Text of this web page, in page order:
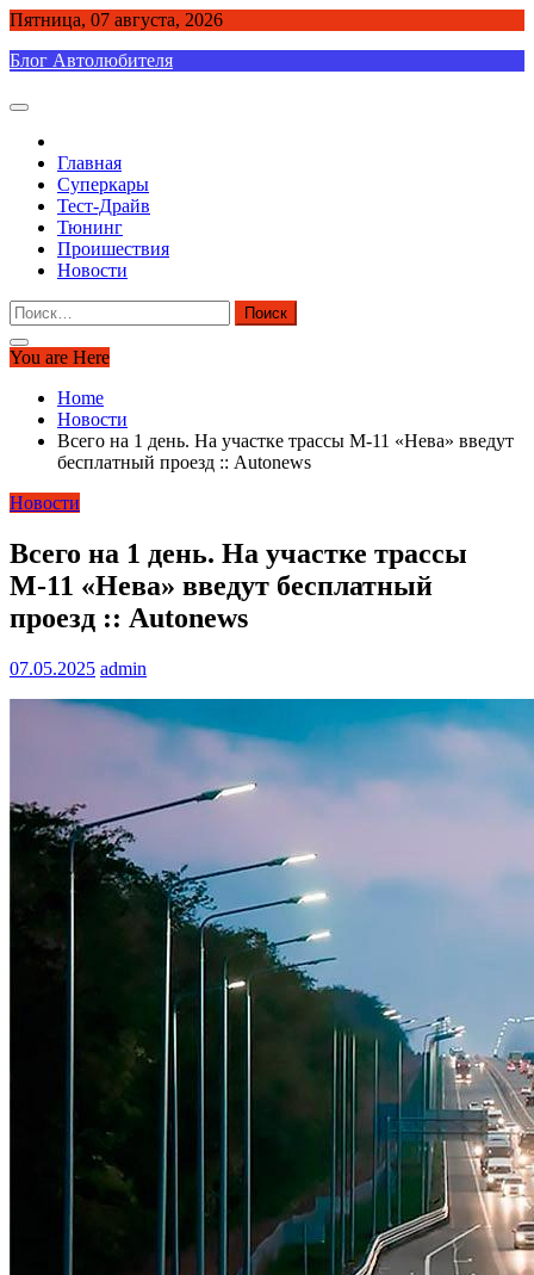
Skip
content
Пятница, 07 августа, 2026
Блог Автолюбителя
Главная
Суперкары
Тест-Драйв
Тюнинг
Проишествия
Новости
Найти:
You are Here
Home
Новости
Всего на 1 день. На участке трассы М-11 «Нева» введут
бесплатный проезд :: Autonews
Новости
Всего на 1 день. На участке трассы
М-11 «Нева» введут бесплатный
проезд :: Autonews
07.05.2025 admin